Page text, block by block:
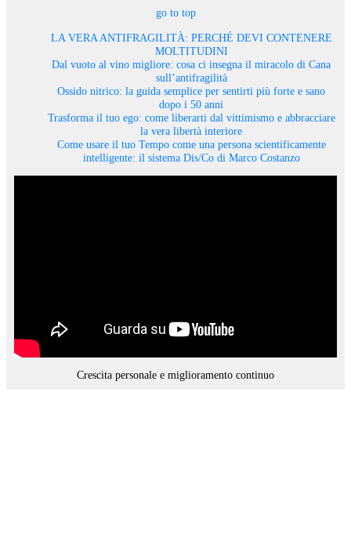
go to top
LA VERA ANTIFRAGILITÀ: PERCHÉ DEVI CONTENERE
MOLTITUDINI
Dal vuoto al vino migliore: cosa ci insegna il miracolo di Cana
sull’antifragilità
Ossido nitrico: la guida semplice per sentirti più forte e sano
dopo i 50 anni
Trasforma il tuo ego: come liberarti dal vittimismo e abbracciare
la vera libertà interiore
Come usare il tuo Tempo come una persona scientificamente
intelligente: il sistema Dis/Co di Marco Costanzo
Crescita personale e miglioramento continuo